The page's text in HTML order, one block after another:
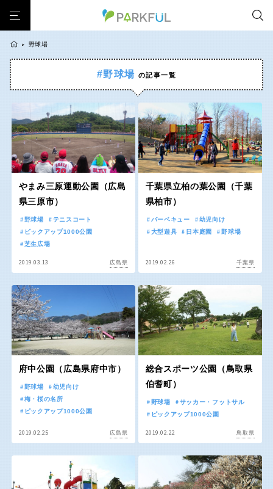
大型遊具
梅・桜の名所 景色が良い 水遊び
テニスコート 野球場 紅葉の名所 バーベキュー
カフェ・レストラン サッカー・フットサル ランニングコース
動物園・ふれあい 歴史・文化財 日本庭園 紅葉の美しい公園
さくら名所100公園 屋内遊び場 アスレチックコース
バスケットボール 桜・梅の名所
洋式庭園 ドッグラン ローラー滑り台 植物園 夜景スポット
Pickup
インクルーシブパーク 屋根付き遊び場 花菖蒲
スケートパーク イルミネーション イベント
交通公園
地域で探す
北海道 青森
岩手 宮城
関東
茨城 栃木
群馬 埼玉
千葉 東京
幼児向け
自然が豊か 梅・桜の名所
景色が良い 水遊び
テニスコート 野球場
カフェ・レストラン サッカー・フットサル
ランニングコース 動物園・ふれあい
日本庭園
バスケットボール 彫刻・アート
桜・梅の名所 コトブキ事例
洋式庭園 ドッグラン
Pickup
花の名所 プレーパーク
美術館
バスケットゴール ふわふわドーム
> 野球場
#野球場 の記事一覧
やまみ三原運動公園（広島
県三原市）
野球場
テニスコート
ピックアップ1000公園
芝生広場
2019.03.13 広島県
千葉県立柏の葉公園（千葉
県柏市）
バーベキュー
幼児向け
大型遊具
日本庭園 野球場
2019.02.26 千葉県
府中公園（広島県府中市）
野球場
幼児向け
梅・桜の名所
ピックアップ1000公園
2019.02.25 広島県
総合スポーツ公園（鳥取県
伯耆町）
野球場
サッカー・フットサル
ピックアップ1000公園
2019.02.22 鳥取県